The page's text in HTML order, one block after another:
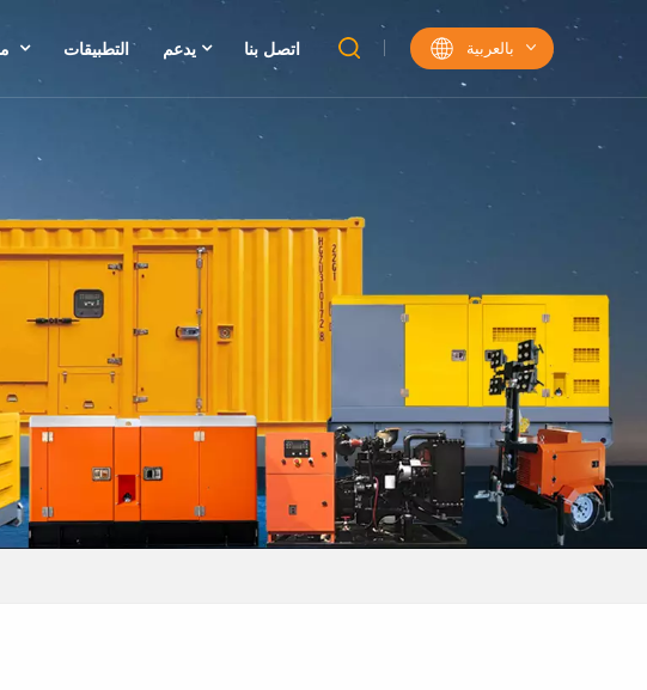
التطبيقات يدعم اتصل بنا بالعربية